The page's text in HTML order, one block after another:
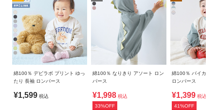
綿100％ デビラボ プリント ゆっ
たり 長袖 ロンパース
¥1,599 税込
綿100％ なりきり アソート ロン
パース
¥1,998 税込
33%OFF
綿100％ バイカラー
ロンパース
¥1,399 税込
41%OFF